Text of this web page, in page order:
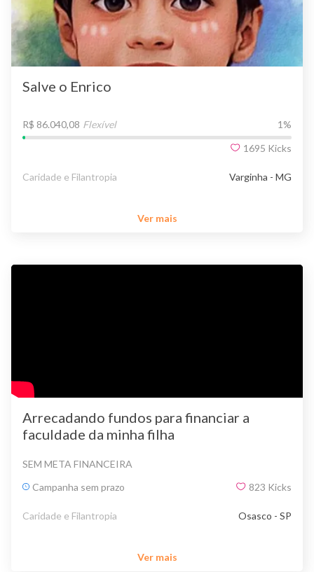
Salve o Enrico
R$ 86.040,08 Flexível 1 %
1695 Kicks
Caridade e Filantropia Varginha - MG
Ver mais
Arrecadando fundos para financiar a
faculdade da minha filha
SEM META FINANCEIRA
Campanha sem prazo
823 Kicks
Caridade e Filantropia Osasco - SP
Ver mais